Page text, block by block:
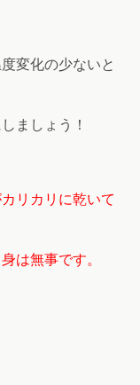
変化の少ないと
ましょう！
リカリに乾いて
は無事です。